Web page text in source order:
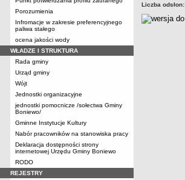
Porozumienia
Infromacje w zakresie preferencyjnego
paliwa stałego
ocena jakości wody
WŁADZE I STRUKTURA
Rada gminy
Urząd gminy
Wójt
Jednostki organizacyjne
jednostki pomocnicze /sołectwa Gminy
Boniewo/
Gminne Instytucje Kultury
Nabór pracowników na stanowiska pracy
Deklaracja dostępności strony
internetowej Urzędu Gminy Boniewo
RODO
REJESTRY
Liczba odsłon: